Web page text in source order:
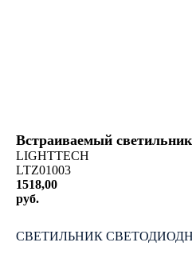
Встраиваемый
LIGHTTECH
LTZ01003
1518,00
руб.
СВЕТИЛЬНИК